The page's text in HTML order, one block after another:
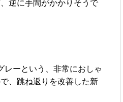
逆に手間がかかりそうで
レーという、非常におしゃ
、跳ね返りを改善した新